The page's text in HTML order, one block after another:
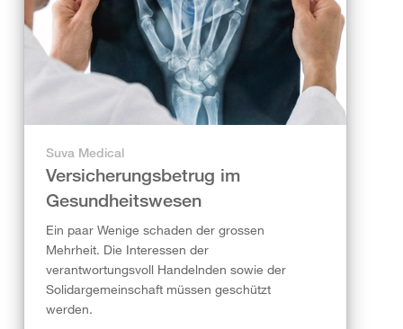
Suva Medical
Versicherungsbetrug im
Gesundheitswesen
Ein paar Wenige schaden der grossen
Mehrheit. Die Interessen der
verantwortungsvoll Handelnden sowie der
Solidargemeinschaft müssen geschützt
werden.